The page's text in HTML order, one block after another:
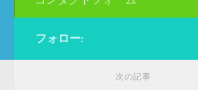
フォロー:
次の記事